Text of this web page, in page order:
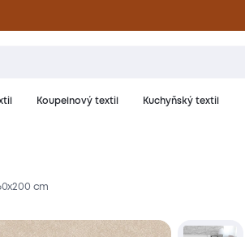
Koupelnový textil Kuchyňský textil
a péče
cm